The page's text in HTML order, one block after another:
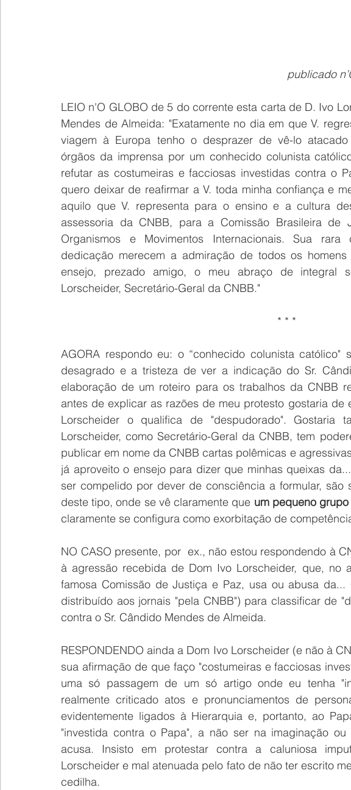
publicado
LEIO n'O GLOBO de 5 do corrente esta carta de D. Ivo
Mendes de Almeida: "Exatamente no dia em que V.
viagem à Europa tenho o desprazer de vê-lo
órgãos da imprensa por um conhecido colunista
refutar as costumeiras e facciosas investidas contra o
quero deixar de reafirmar a V. toda minha confiança e
aquilo que V. representa para o ensino e a cultura
assessoria da CNBB, para a Comissão Brasileira de
Organismos e Movimentos Internacionais. Sua
dedicação merecem a admiração de todos os
ensejo, prezado amigo, o meu abraço de integral
Lorscheider, Secretário-Geral da CNBB."
* * *
AGORA respondo eu: o “conhecido colunista
desagrado e a tristeza de ver a indicação do Sr.
elaboração de um roteiro para os trabalhos da CNBB
antes de explicar as razões de meu protesto gostaria
Lorscheider o qualifica de "despudorado". Gostaria
Lorscheider, como Secretário-Geral da CNBB, tem
publicar em nome da CNBB cartas polêmicas e
já aproveito o ensejo para dizer que minhas queixas
ser compelido por dever de consciência a formular, são
deste tipo, onde se vê claramente que um pequeno grupo
claramente se configura como exorbitação de
NO CASO presente, por  ex., não estou respondendo à
à agressão recebida de Dom Ivo Lorscheider, que, no
famosa Comissão de Justiça e Paz, usa ou abusa
distribuído aos jornais "pela CNBB") para classificar de
contra o Sr. Cândido Mendes de Almeida.
RESPONDENDO ainda a Dom Ivo Lorscheider (e não à
sua afirmação de que faço "costumeiras e facciosas
uma só passagem de um só artigo onde eu tenha
realmente criticado atos e pronunciamentos de
evidentemente ligados à Hierarquia e, portanto, ao
"investida contra o Papa", a não ser na imaginação
acusa. Insisto em protestar contra a caluniosa
Lorscheider e mal atenuada pelo fato de não ter escrito
cedilha.